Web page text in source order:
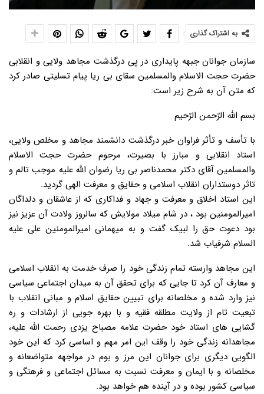
به اشتراک گذاری
سازمان جوانان جبهه پایداری در پی درگذشت مجاهد ولایی و انقلابی
حضرت حجت الاسلام والمسلمین سقای بی ریا پیام تسلیتی صادر کرد
که متن آن به شرح زیر است:
بسم الله الرّحمن الرّحیم
با تأسف و تأثر فراوان خبر درگذشت دانشمند مجاهد و مخلص ولایی،
استاد انقلابی و مبارز با بصیرت، مرحوم حضرت حجت الاسلام
والمسلمین آقای دکتر محمدناصر بی ریا رضوان الله علیه موجب تالم و
تاثر دوستداران انقلاب اسلامی و حقایق و معرفت الهی گردید.
این استاد اخلاق و معرفت و جهاد و فداکاری که از عاشقان و دلداگان
امیرالمومنین بود ، در شام میلاد مولایش که سالروز ولادت آن عزیز نیز
بود دعوت حق را لبیک گفت و به میهمانی امیرالمومنین علی علیه
السلام شرفیاب شد.
این مجاهد وارسته تمام زندگی خود را صرف خدمت به انقلاب اسلامی
و معارف آن کرد تا جایی که برای تحقق آن به میدان اجتماعی سیاسی
نیز وارد شده و مخلصانه برای تبیین حقایق اسلام و مبانی انقلاب با
تبعیت تام از ولایت مطلقه فقیه و با بهره جویی از ارشادات و ره
گشایی های استاد خود حضرت علامه مصباح یزدی رحمت الله علیه،
مجاهدانه زندگی خود را وقف این امر مهم و اساسی کرد که این خود
الگویی دیگری برای جوانان این مرز و بوم در مواجهه متواضعانه و
مخلصانه و با ایمان و معرفت نسبت به مسائل اجتماعی و فرهنگی و
سیاسی کشور بوده و در آینده هم خواهد بود.